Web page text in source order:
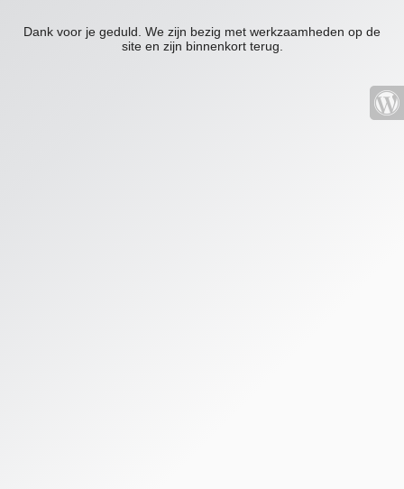
Dank voor je geduld. We zijn bezig met werkzaamheden op de
site en zijn binnenkort terug.